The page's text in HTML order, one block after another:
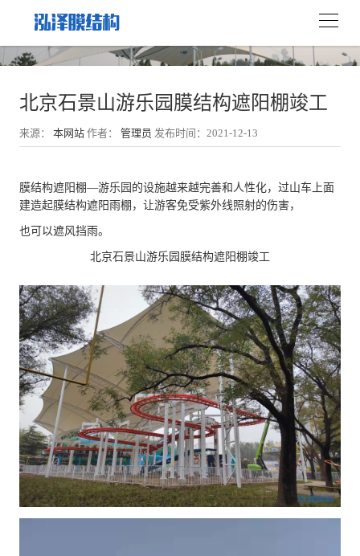
北京石景山游乐园膜结构遮阳棚竣工
来源： 本网站 作者： 管理员 发布时间：2021-12-13
膜结构遮阳棚—游乐园的设施越来越完善和人性化，过山车上面
建造起膜结构遮阳雨棚，让游客免受紫外线照射的伤害，
也可以遮风挡雨。
北京石景山游乐园膜结构遮阳棚竣工